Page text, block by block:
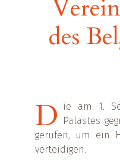
des
D ie am 1.
Palastes
gerufen, um ein
verteidigen.